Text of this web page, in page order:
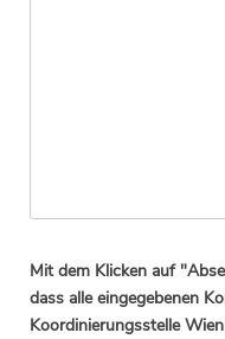
Mit dem Klicken auf
dass alle eingegebenen
Koordinierungsstelle